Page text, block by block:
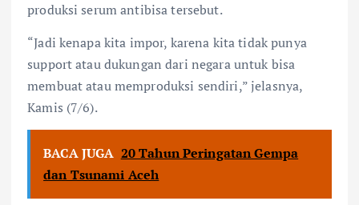
produksi serum antibisa tersebut.
“Jadi kenapa kita impor, karena kita tidak punya
support atau dukungan dari negara untuk bisa
membuat atau memproduksi sendiri,” jelasnya,
Kamis (7/6).
BACA JUGA 20 Tahun Peringatan Gempa
dan Tsunami Aceh